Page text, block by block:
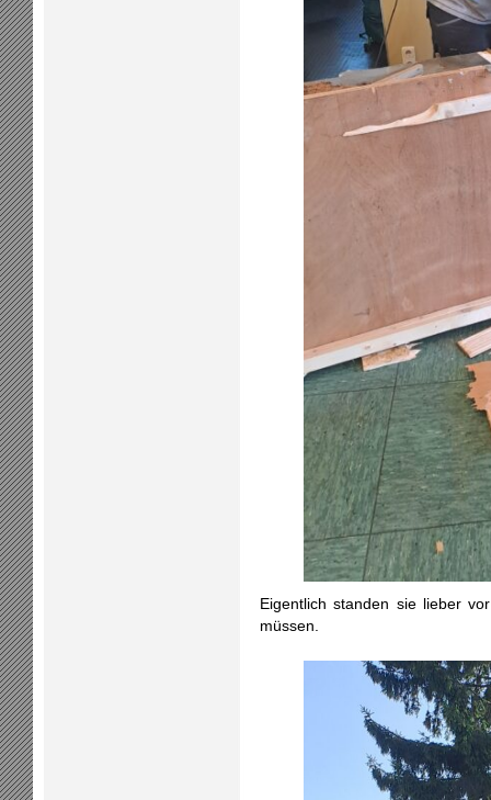
Eigentlich standen sie lieber
müssen.